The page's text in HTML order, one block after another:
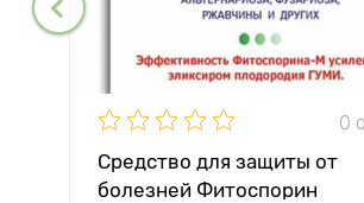
0
Средство для защиты от
болезней Фитоспорин